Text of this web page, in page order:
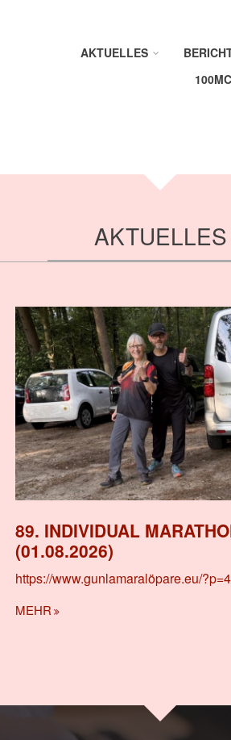
AKTUELLES
AKTUELLES
89. INDIVIDUAL
(01.08.2026)
https://www.gunlamaralöpare.eu/
MEHR